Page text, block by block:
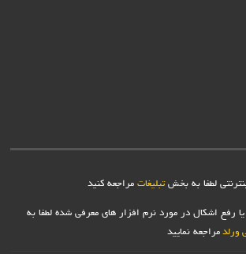
لطفا به بخشتبلیغات مراجعه کنید
رفع اشکال در مورد نرم افزار های معرفی شده لطفا به
ورلدمراجعه نمایید